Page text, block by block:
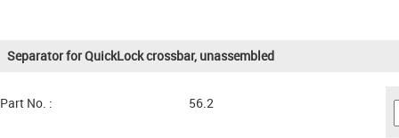
Separator for QuickLock crossbar, unassembled
Part No. : 56.2